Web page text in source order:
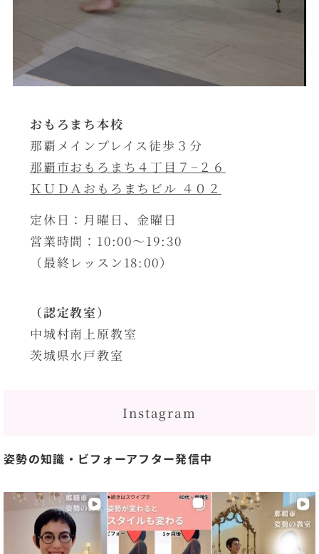
おもろまち本校
那覇メインプレイス徒歩３分
那覇市おもろまち４丁目７−２６
ＫＵＤＡおもろまちビル ４０２
定休日：月曜日、金曜日
営業時間：10:00〜19:30
（最終レッスン18:00）
（認定教室）
中城村南上原教室
茨城県水戸教室
Instagram
姿勢の知識・ビフォーアフター発信中